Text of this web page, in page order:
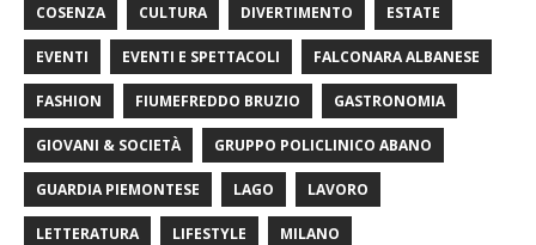
COSENZA CULTURA DIVERTIMENTO ESTATE
EVENTI EVENTI E SPETTACOLI FALCONARA ALBANESE
FASHION FIUMEFREDDO BRUZIO GASTRONOMIA
GIOVANI & SOCIETÀ GRUPPO POLICLINICO ABANO
GUARDIA PIEMONTESE LAGO LAVORO
LETTERATURA LIFESTYLE MILANO